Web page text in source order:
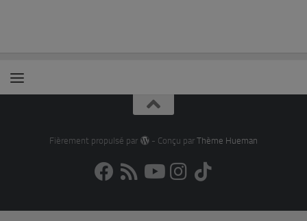
Fièrement propulsé par - Conçu par Thème Hueman